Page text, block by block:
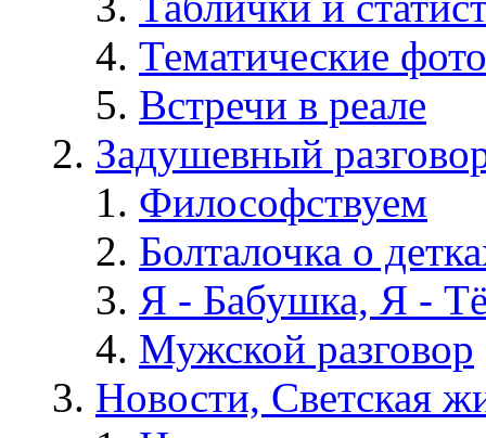
Тематические фото
Встречи в реале
Задушевный
Философствуем
Болталочка о
Я - Бабушка, Я -
Мужской разговор
Новости, Светская